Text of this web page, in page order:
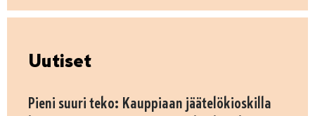
Uutiset
Pieni suuri teko: Kauppiaan jäätelökioskilla